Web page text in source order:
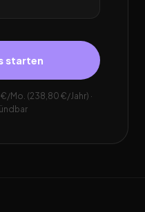
starten
Mo. (238,80 €/Jahr) ·